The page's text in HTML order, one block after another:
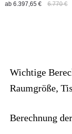
ab 6.397,65 € 6.770 €
Wichtige
Raumgröße,
Berechnung